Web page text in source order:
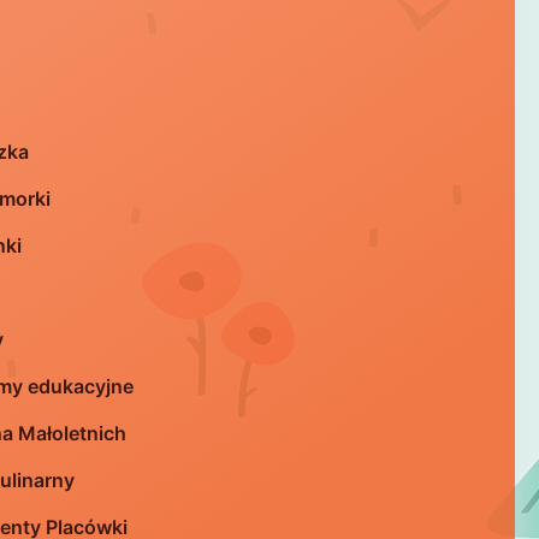
edukacyjne
Małoletnich
Placówki